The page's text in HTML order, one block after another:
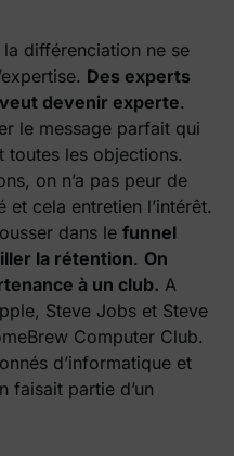
différenciation ne se
Des experts
devenir experte.
le message parfait qui
toutes les objections.
on n’a pas peur de
cela entretien l’intérêt.
dans le funnel
la rétention. On
à un club. A
Steve Jobs et Steve
Computer Club.
d’informatique et
faisait partie d’un